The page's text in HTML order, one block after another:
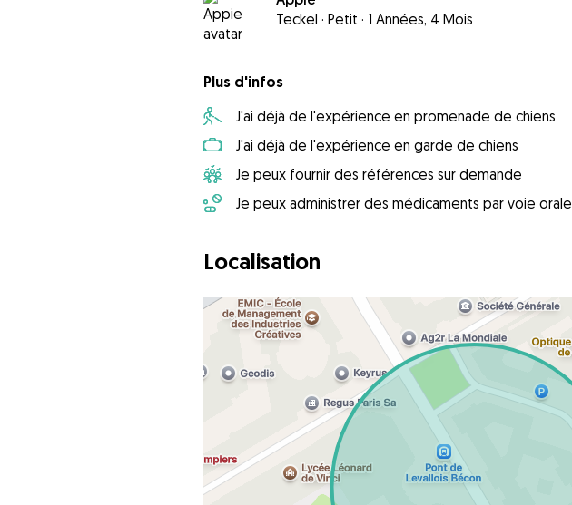
Teckel · Petit · 1 Années, 4 Mois
Plus d'infos
J'ai déjà de l'expérience en promenade de chiens
J'ai déjà de l'expérience en garde de chiens
Je peux fournir des références sur demande
Je peux administrer des médicaments par voie orale
Localisation